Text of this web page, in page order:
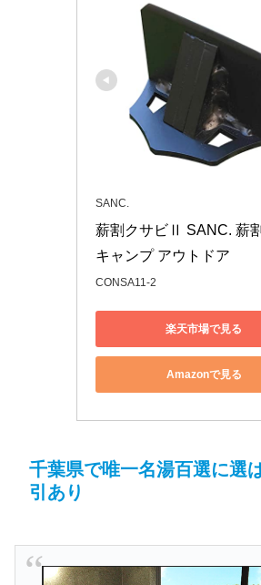
SANC.
薪割クサビⅡ SANC. 薪
キャンプ アウトドア
CONSA11-2
楽天市場で見る
Amazonで見る
千葉県で唯一名湯百選に選
引あり